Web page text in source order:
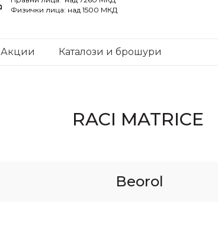
Физички лица: над 1500 МКД
Акции Каталози и брошури
RACI MATRICE
Beorol